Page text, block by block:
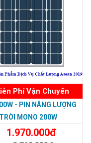
Phí Vận Chuyển
- PIN NĂNG LƯỢNG
MONO 200W
1.970.000đ